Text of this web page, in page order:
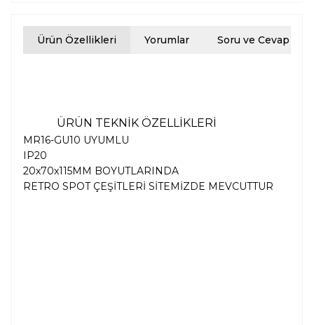
Ürün Özellikleri Yorumlar Soru ve Cevap
ÜRÜN TEKNİK ÖZELLİKLERİ
MR16-GU10 UYUMLU
IP20
20x70x115MM BOYUTLARINDA
RETRO SPOT ÇEŞİTLERİ SİTEMİZDE MEVCUTTUR